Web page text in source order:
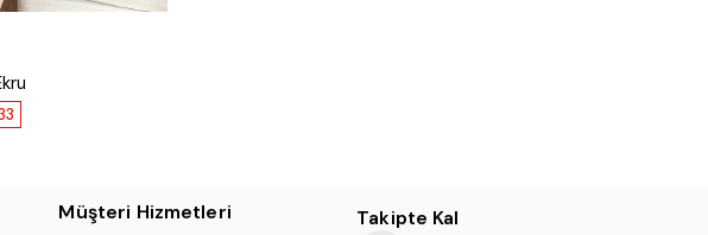
Müşteri Hizmetleri Takipte Kal